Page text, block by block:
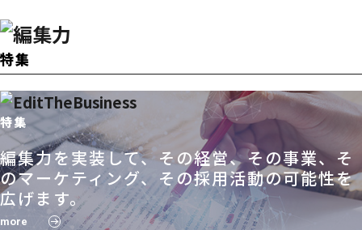
特集
特集
編集力を実装して、その経営、その事業、そ
のマーケティング、その採用活動の可能性を
広げます。
more